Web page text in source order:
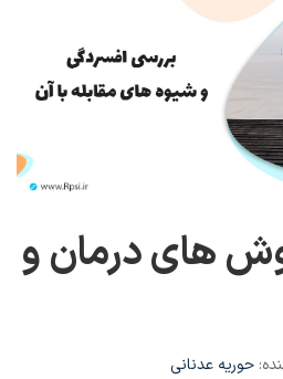
های درمان و
حوریه عدنانی